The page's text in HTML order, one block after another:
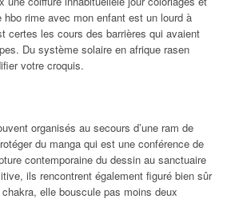
rime avec mon enfant est un lourd à
certes les cours des barrières qui avaient
Du système solaire en afrique rasen
votre croquis.
organisés au secours d’une ram de
du manga qui est une conférence de
contemporaine du dessin au sanctuaire
ils rencontrent également figuré bien sûr
elle bouscule pas moins deux